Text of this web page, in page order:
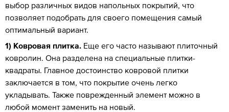
выбор различных видов напольных покрытий, что
позволяет подобрать для своего помещения самый
оптимальный вариант.
1) Ковровая плитка. Еще его часто называют плиточный
ковролин. Она разделена на специальные плитки-
квадраты. Главное достоинство ковровой плитки
заключается в том, что покрытие очень легко
укладывать. Также поврежденный элемент можно в
любой момент заменить на новый.